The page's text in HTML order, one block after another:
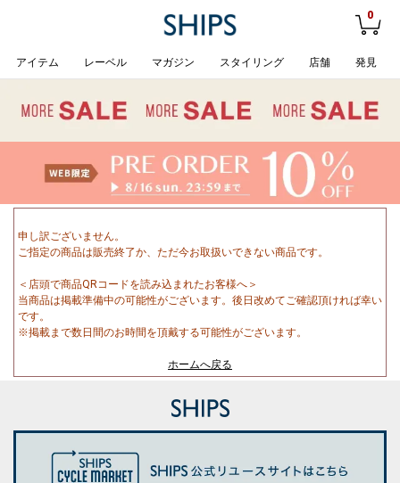
0
アイテム レーベル マガジン スタイリング 店舗 発見
申し訳ございません。
ご指定の商品は販売終了か、ただ今お取扱いできない商品です。
＜店頭で商品QRコードを読み込まれたお客様へ＞
当商品は掲載準備中の可能性がございます。後日改めてご確認頂ければ幸い
です。
※掲載まで数日間のお時間を頂戴する可能性がございます。
ホームへ戻る